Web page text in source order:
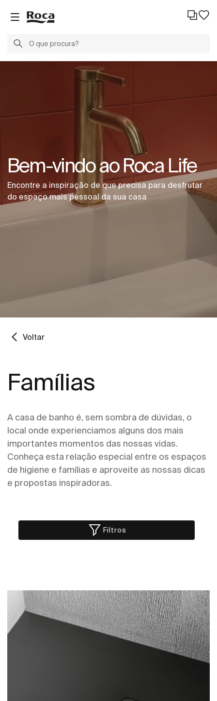
Bem-vindo ao Roca Life
Encontre a inspiração de que precisa para desfrutar
do espaço mais pessoal da sua casa
Voltar
Famílias
A casa de banho é, sem sombra de dúvidas, o
local onde experienciamos alguns dos mais
importantes momentos das nossas vidas.
Conheça esta relação especial entre os espaços
de higiene e famílias e aproveite as nossas dicas
e propostas inspiradoras.
Filtros